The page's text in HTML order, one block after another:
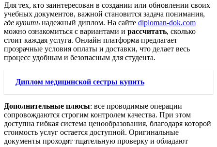
Для тех, кто заинтересован в создании или обновлении своих
учебных документов, важной становится задача понимания,
где купить надежный диплом. На сайте diploman-dok.com
можно ознакомиться с вариантами и рассчитать, сколько
стоит каждая услуга. Онлайн платформа предлагает
прозрачные условия оплаты и доставки, что делает весь
процесс удобным и безопасным для студента.
Диплом медицинской сестры купить
Дополнительные плюсы: все проводимые операции
сопровождаются строгим контролем качества. При этом
доступна гибкая система ценообразования, благодаря которой
стоимость услуг остается доступной. Оригинальные
документы проходят тщательную проверку и обладают